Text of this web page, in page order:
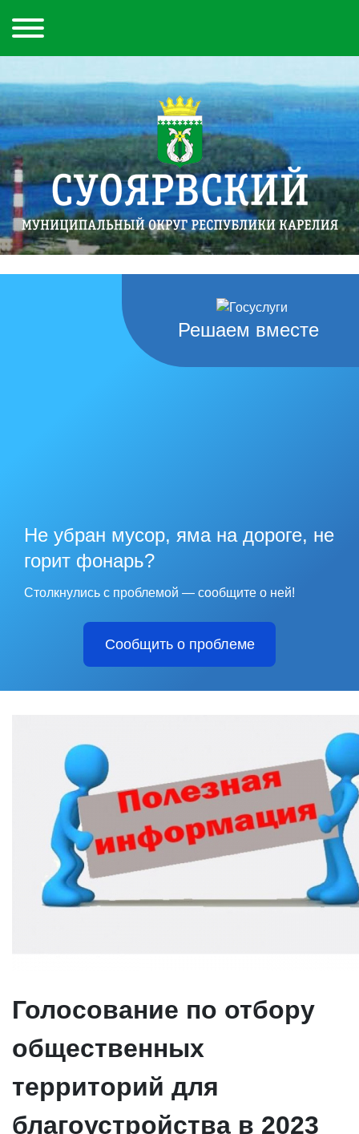
Решаем вместе
Не убран мусор, яма на дороге, не
горит фонарь?
Столкнулись с проблемой — сообщите о ней!
Сообщить о проблеме
Голосование по отбору
общественных
территорий для
благоустройства в 2023